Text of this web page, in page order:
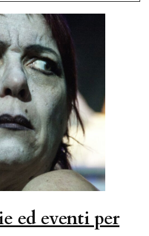
ed eventi per